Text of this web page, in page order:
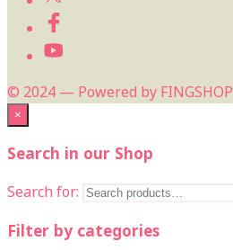
© 2024 — Powered by FINGSHOP
×
Search in our Shop
Search for:
Filter by categories